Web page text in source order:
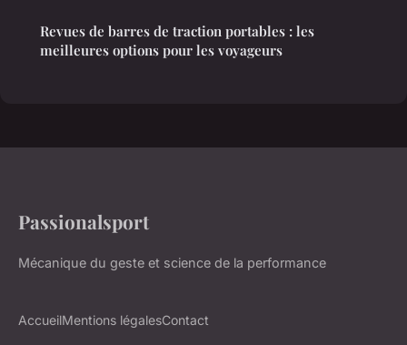
Revues de barres de traction portables : les
meilleures options pour les voyageurs
Passionalsport
Mécanique du geste et science de la performance
AccueilMentions légalesContact